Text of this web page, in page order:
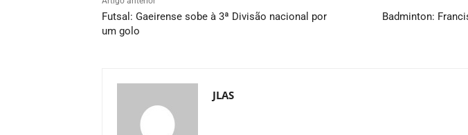
Futsal: Gaeirense sobe à 3ª Divisão nacional por
um golo
Badminton:
JLAS